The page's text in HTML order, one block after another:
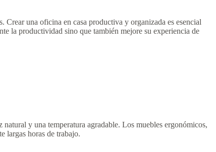
Crear una oficina en casa productiva y organizada es esencial
la productividad sino que también mejore su experiencia de
y una temperatura agradable. Los muebles ergonómicos,
largas horas de trabajo.